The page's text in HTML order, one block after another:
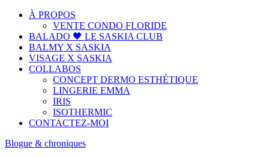
À PROPOS
VENTE CONDO FLORIDE
BALADO 🖤 LE SASKIA CLUB
BALMY X SASKIA
VISAGE X SASKIA
COLLABOS
CONCEPT DERMO ESTHÉTIQUE
LINGERIE EMMA
IRIS
ISOTHERMIC
CONTACTEZ-MOI
Blogue & chroniques